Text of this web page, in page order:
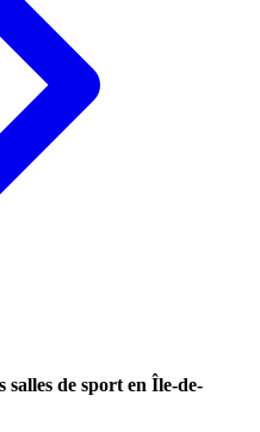
de sport en Île-de-